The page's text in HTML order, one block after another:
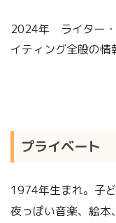
2024年 ライター・
イティング全般の情
プライベート
1974年生まれ。子
夜っぽい音楽、絵本